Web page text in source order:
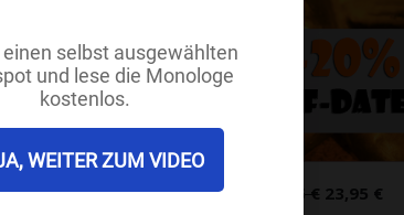
PDF-Datei: 29,95 € 23,95 €